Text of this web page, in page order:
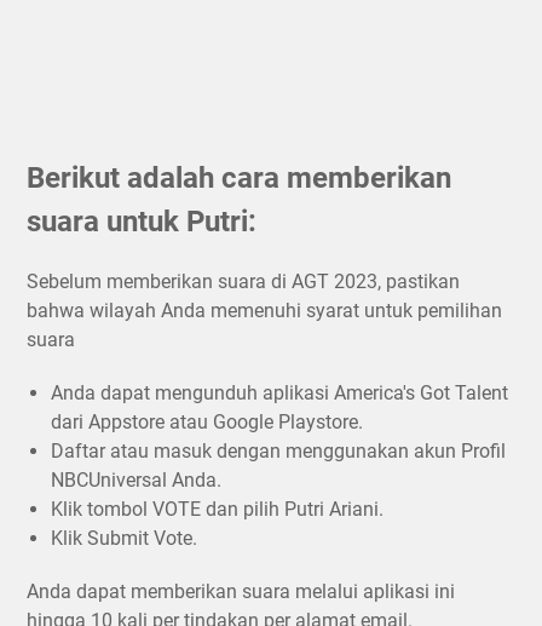
Berikut adalah cara memberikan
suara untuk Putri:
Sebelum memberikan suara di AGT 2023, pastikan
bahwa wilayah Anda memenuhi syarat untuk pemilihan
suara
Anda dapat mengunduh aplikasi America's Got Talent
dari Appstore atau Google Playstore.
Daftar atau masuk dengan menggunakan akun Profil
NBCUniversal Anda.
Klik tombol VOTE dan pilih Putri Ariani.
Klik Submit Vote.
Anda dapat memberikan suara melalui aplikasi ini
hingga 10 kali per tindakan per alamat email.